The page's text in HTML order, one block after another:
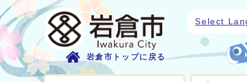
岩倉市トップに戻る
Select